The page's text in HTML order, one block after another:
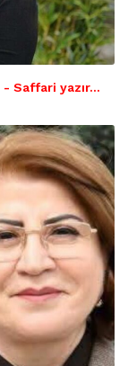
- Saffari yazır…